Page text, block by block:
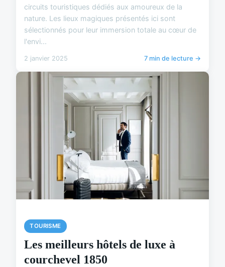
circuits touristiques dédiés aux amoureux de la
nature. Les lieux magiques présentés ici sont
sélectionnés pour leur immersion totale au cœur de
l'envi...
2 janvier 2025 7 min de lecture →
TOURISME
Les meilleurs hôtels de luxe à
courchevel 1850